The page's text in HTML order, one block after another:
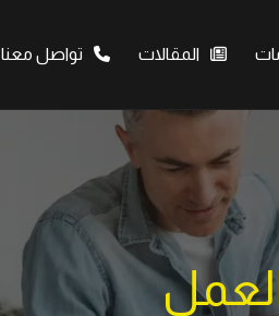
المقالات تواصل معنا